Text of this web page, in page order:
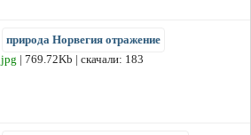
природа Норвегия отражение
jpg | 769.72Kb | скачали: 183